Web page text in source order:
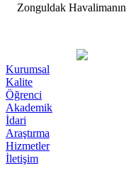
Zonguldak
Kurumsal
Kalite
Öğrenci
Akademik
İdari
Araştırma
Hizmetler
İletişim